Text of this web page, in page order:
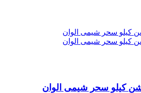
کیلو سحر شیمی الوان